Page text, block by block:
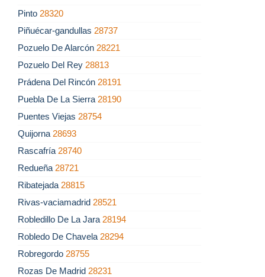
Pinto 28320
Piñuécar-gandullas 28737
Pozuelo De Alarcón 28221
Pozuelo Del Rey 28813
Prádena Del Rincón 28191
Puebla De La Sierra 28190
Puentes Viejas 28754
Quijorna 28693
Rascafría 28740
Redueña 28721
Ribatejada 28815
Rivas-vaciamadrid 28521
Robledillo De La Jara 28194
Robledo De Chavela 28294
Robregordo 28755
Rozas De Madrid 28231